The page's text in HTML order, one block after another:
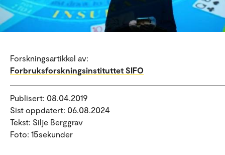
Forskningsartikkel av:
Forbruksforskningsinstituttet SIFO
Publisert: 08.04.2019
Sist oppdatert: 06.08.2024
Tekst: Silje Berggrav
Foto: 15sekunder